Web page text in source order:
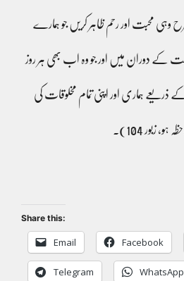
وہی محبت اور رحم ظاہر کریں جو ہمارے
کے دوران میں اور جو وہ اب بھی ہر روز
ذریعے ہماری اور اپنی تمام مخلوقات کی
زبور 104)۔
Share this:
Email Facebook
Telegram WhatsApp